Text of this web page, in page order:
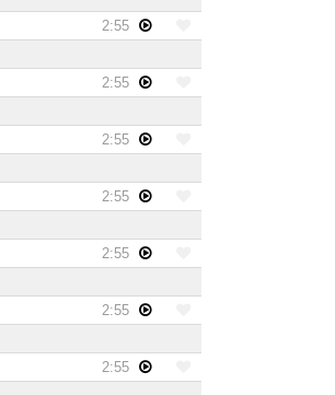
2:55
2:55
2:55
2:55
2:55
2:55
2:55